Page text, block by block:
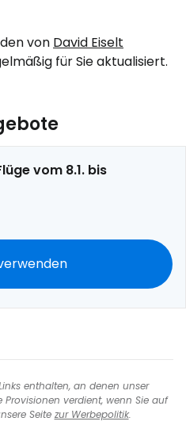
von David Eiselt
für Sie aktualisiert.
vom 8.1. bis
enthalten, an denen unser
verdient, wenn Sie auf
Seite zur Werbepolitik.